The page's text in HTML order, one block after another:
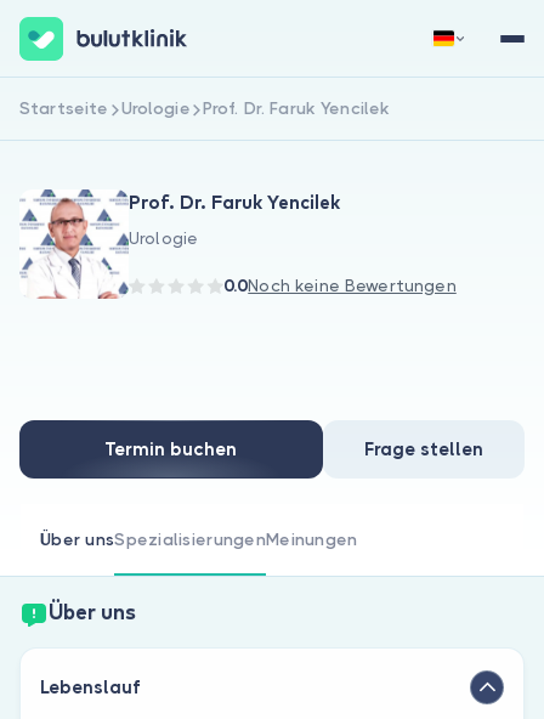
Sind Sie Arzt?
Jetzt registrieren Anmelden
Startseite Urologie Prof. Dr. Faruk Yencilek
Prof. Dr. Faruk Yencilek
Urologie
0.0Noch keine Bewertungen
Termin buchen Frage stellen
Über unsSpezialisierungenMeinungen
Über uns
Lebenslauf